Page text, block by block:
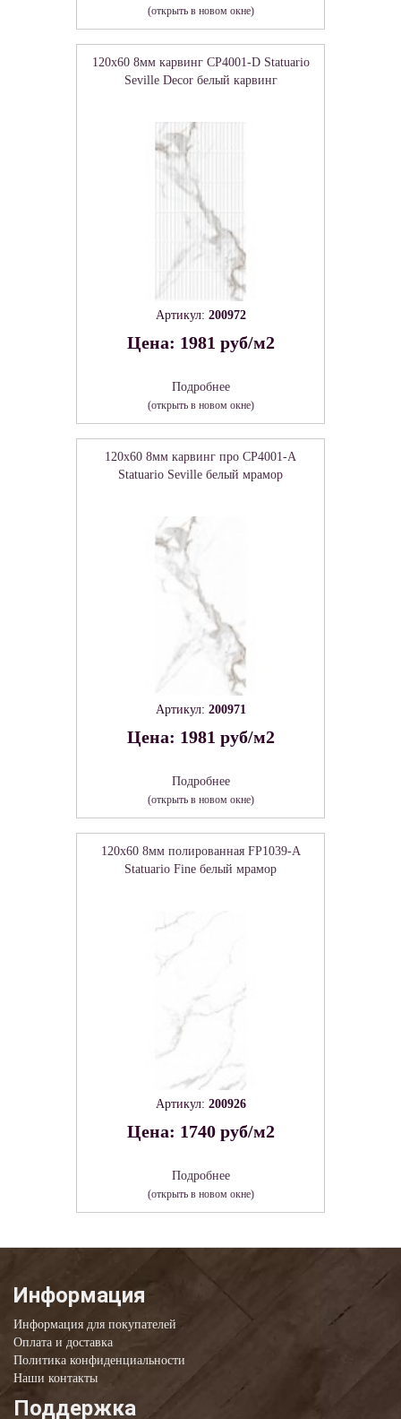
(открыть в новом окне)
120x60 8мм карвинг CP4001-D Statuario
Seville Decor белый карвинг
Артикул: 200972
Цена: 1981 руб/м2
Подробнее
(открыть в новом окне)
120x60 8мм карвинг про CP4001-A
Statuario Seville белый мрамор
Артикул: 200971
Цена: 1981 руб/м2
Подробнее
(открыть в новом окне)
120x60 8мм полированная FP1039-A
Statuario Fine белый мрамор
Артикул: 200926
Цена: 1740 руб/м2
Подробнее
(открыть в новом окне)
Информация
Информация для покупателей
Оплата и доставка
Политика конфиденциальности
Наши контакты
Поддержка